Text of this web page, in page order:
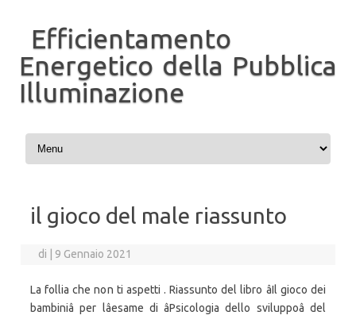
Efficientamento
Energetico della Pubblica
Illuminazione
Vai al contenuto
il gioco del male riassunto
di 9 Gennaio 2021
La follia che non ti aspetti . Riassunto del libro âIl gioco dei
bambiniâ per lâesame di âPsicologia dello sviluppoâ del